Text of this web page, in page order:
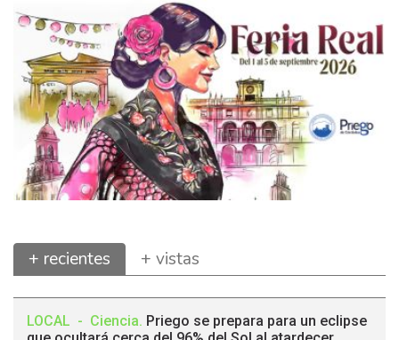
+ recientes + vistas
LOCAL - Ciencia. Priego se prepara para un eclipse